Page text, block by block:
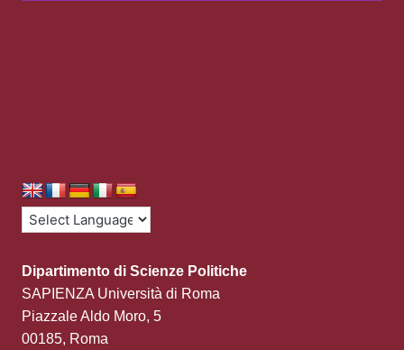
Dipartimento di Scienze Politiche
SAPIENZA Università di Roma
Piazzale Aldo Moro, 5
00185, Roma